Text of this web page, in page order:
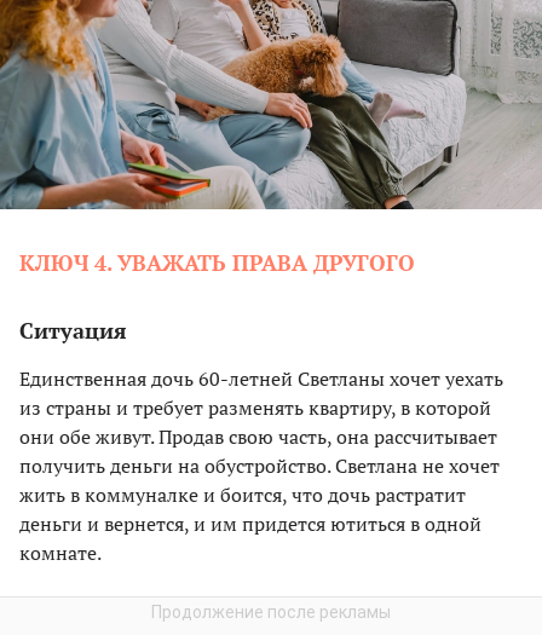
КЛЮЧ 4. УВАЖАТЬ ПРАВА ДРУГОГО
Ситуация
Единственная дочь 60-летней Светланы хочет уехать
из страны и требует разменять квартиру, в которой
они обе живут. Продав свою часть, она рассчитывает
получить деньги на обустройство. Светлана не хочет
жить в коммуналке и боится, что дочь растратит
деньги и вернется, и им придется ютиться в одной
комнате.